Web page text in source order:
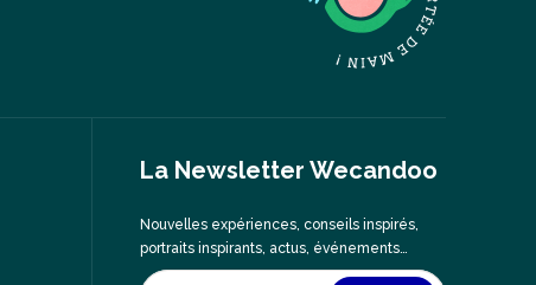
La Newsletter Wecandoo
Nouvelles expériences, conseils inspirés,
portraits inspirants, actus, événements…